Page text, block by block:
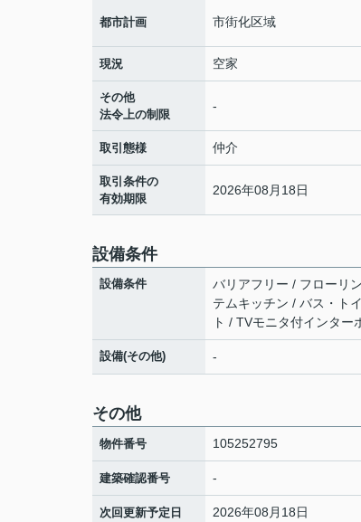
都市計画 市街化区域
現況 空家
その他
法令上の制限
-
取引態様 仲介
取引条件の
有効期限
2026年08月18日
設備条件
設備条件
バリアフリー / フローリ
テムキッチン / バス・ト
ト / TVモニタ付インター
設備(その他) -
その他
物件番号 105252795
建築確認番号 -
次回更新予定日 2026年08月18日